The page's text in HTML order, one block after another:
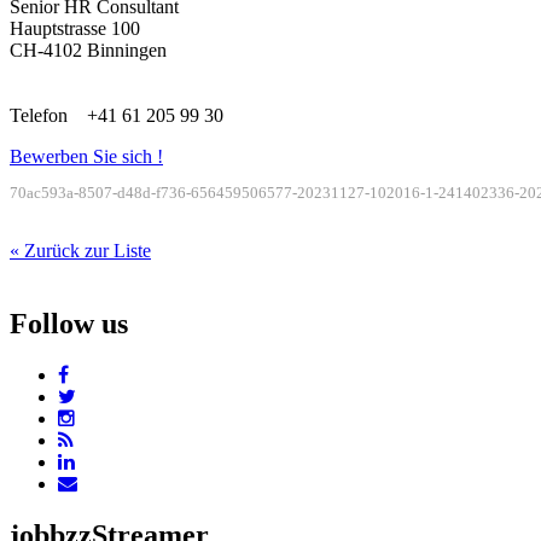
Senior HR Consultant
Hauptstrasse 100
CH-4102 Binningen
Telefon +41 61 205 99 30
Bewerben Sie sich !
70ac593a-8507-d48d-f736-656459506577-20231127-102016-1-241402336-
« Zurück zur Liste
Follow us
jobbzzStreamer